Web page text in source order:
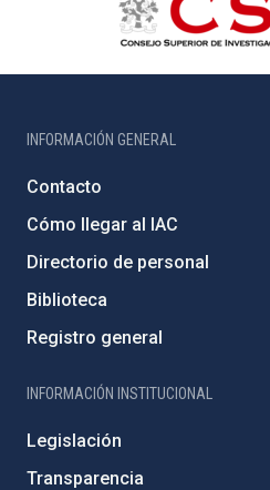
INFORMACIÓN GENERAL
Contacto
Cómo llegar al IAC
Directorio de personal
Biblioteca
Registro general
INFORMACIÓN INSTITUCIONAL
Legislación
Transparencia